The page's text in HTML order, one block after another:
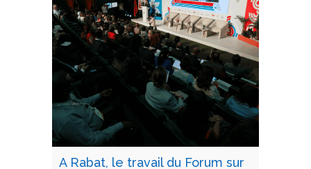
A Rabat, le travail du Forum sur